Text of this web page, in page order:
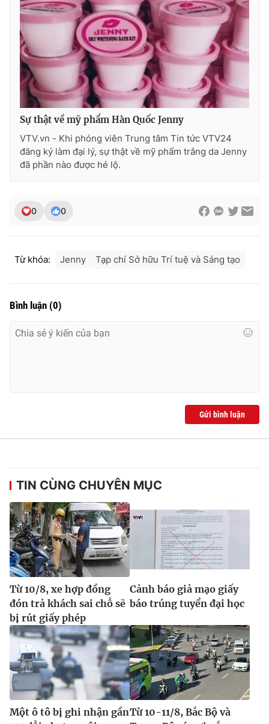
Ðiện thoại Thời báo VTV:024.66 897 897
Email:toasoan@vtv.vn
Liên hệ quảng cáo:024-7300.7108
® Cấm sao chép dưới mọi hình thức nếu không có sự chấp
Sự thật về mỹ phẩm Hàn Quốc Jenny
VTV.vn - Khi phóng viên Trung tâm Tin tức VTV24
đăng ký làm đại lý, sự thật về mỹ phẩm trắng da Jenny
đã phần nào được hé lộ.
0 0
Từ khóa: Jenny Tạp chí Sở hữu Trí tuệ và Sáng tạo
Bình luận (0)
Gửi bình luận
TIN CÙNG CHUYÊN MỤC
Từ 10/8, xe hợp đồng
đón trả khách sai chỗ sẽ
bị rút giấy phép
Cảnh báo giả mạo giấy
báo trúng tuyển đại học
Một ô tô bị ghi nhận gầnTừ 10-11/8, Bắc Bộ và